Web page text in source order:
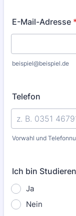
E-Mail-Adresse
beispiel@beispiel.de
Telefon
Vorwahl und
Ich bin
Ja
Nein